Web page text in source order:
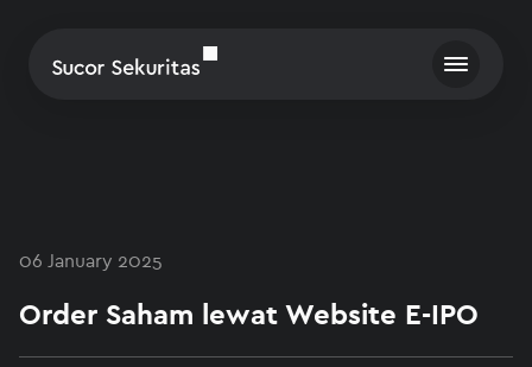
06 January 2025
Order Saham lewat Website E-IPO